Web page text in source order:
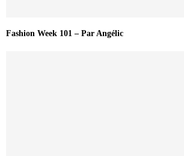
Fashion Week 101 – Par Angélic